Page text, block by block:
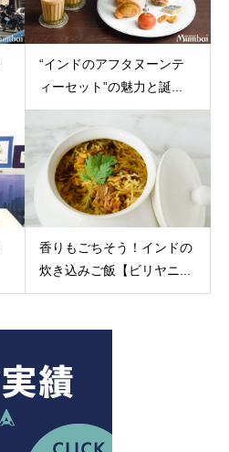
“インドのアフタヌーンテ
ィーセット”の魅力と誕...
香りもごちそう！インドの
炊き込みご飯【ビリヤニ...